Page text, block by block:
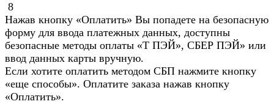
8
Нажав кнопку «Оплатить» Вы попадете на безопасную
форму для ввода платежных данных, доступны
безопасные методы оплаты «Т ПЭЙ», СБЕР ПЭЙ» или
ввод данных карты вручную.
Если хотите оплатить методом СБП нажмите кнопку
«еще способы». Оплатите заказа нажав кнопку
«Оплатить».